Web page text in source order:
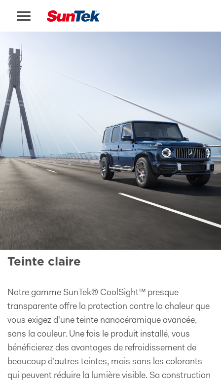
Teinte claire
Notre gamme SunTek® CoolSight™ presque
transparente offre la protection contre la chaleur que
vous exigez d'une teinte nanocéramique avancée,
sans la couleur. Une fois le produit installé, vous
bénéficierez des avantages de refroidissement de
beaucoup d’autres teintes, mais sans les colorants
qui peuvent réduire la lumière visible. Sa construction